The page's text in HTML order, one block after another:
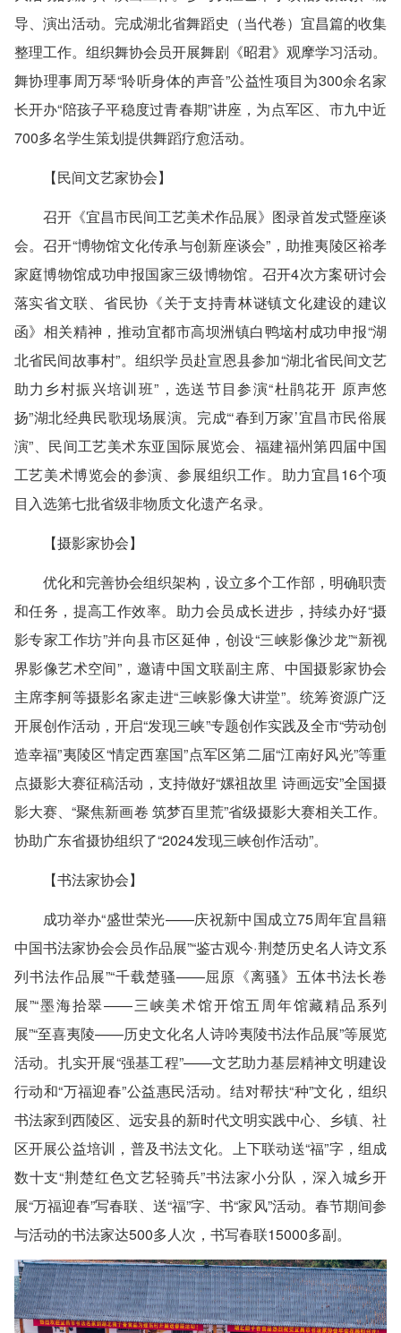
导、演出活动。完成湖北省舞蹈史（当代卷）宜昌篇的收集
整理工作。组织舞协会员开展舞剧《昭君》观摩学习活动。
舞协理事周万琴“聆听身体的声音”公益性项目为300余名家
长开办“陪孩子平稳度过青春期”讲座，为点军区、市九中近
700多名学生策划提供舞蹈疗愈活动。
【民间文艺家协会】
召开《宜昌市民间工艺美术作品展》图录首发式暨座谈
会。召开“博物馆文化传承与创新座谈会”，助推夷陵区裕孝
家庭博物馆成功申报国家三级博物馆。召开4次方案研讨会
落实省文联、省民协《关于支持青林谜镇文化建设的建议
函》相关精神，推动宜都市高坝洲镇白鸭垴村成功申报“湖
北省民间故事村”。组织学员赴宣恩县参加“湖北省民间文艺
助力乡村振兴培训班”，选送节目参演“杜鹃花开 原声悠
扬”湖北经典民歌现场展演。完成“‘春到万家’宜昌市民俗展
演”、民间工艺美术东亚国际展览会、福建福州第四届中国
工艺美术博览会的参演、参展组织工作。助力宜昌16个项
目入选第七批省级非物质文化遗产名录。
【摄影家协会】
优化和完善协会组织架构，设立多个工作部，明确职责
和任务，提高工作效率。助力会员成长进步，持续办好“摄
影专家工作坊”并向县市区延伸，创设“三峡影像沙龙”“新视
界影像艺术空间”，邀请中国文联副主席、中国摄影家协会
主席李舸等摄影名家走进“三峡影像大讲堂”。统筹资源广泛
开展创作活动，开启“发现三峡”专题创作实践及全市“劳动创
造幸福”夷陵区“情定西塞国”点军区第二届“江南好风光”等重
点摄影大赛征稿活动，支持做好“嫘祖故里 诗画远安”全国摄
影大赛、“聚焦新画卷 筑梦百里荒”省级摄影大赛相关工作。
协助广东省摄协组织了“2024发现三峡创作活动”。
【书法家协会】
成功举办“盛世荣光——庆祝新中国成立75周年宜昌籍
中国书法家协会会员作品展”“鉴古观今·荆楚历史名人诗文系
列书法作品展”“千载楚骚——屈原《离骚》五体书法长卷
展”“墨海拾翠——三峡美术馆开馆五周年馆藏精品系列
展”“至喜夷陵——历史文化名人诗吟夷陵书法作品展”等展览
活动。扎实开展“强基工程”——文艺助力基层精神文明建设
行动和“万福迎春”公益惠民活动。结对帮扶“种”文化，组织
书法家到西陵区、远安县的新时代文明实践中心、乡镇、社
区开展公益培训，普及书法文化。上下联动送“福”字，组成
数十支“荆楚红色文艺轻骑兵”书法家小分队，深入城乡开
展“万福迎春”写春联、送“福”字、书“家风”活动。春节期间参
与活动的书法家达500多人次，书写春联15000多副。